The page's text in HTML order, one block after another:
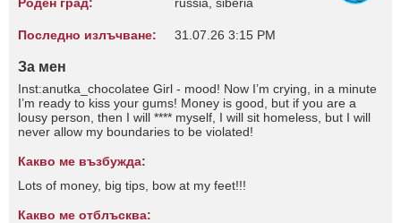
Последно излъчване: 31.07.26 3:15 PM
За мен
Inst:anutka_chocolatee Girl - mood! Now I’m crying, in a minute
I’m ready to kiss your gums! Money is good, but if you are a
lousy person, then I will **** myself, I will sit homeless, but I will
never allow my boundaries to be violated!
Какво ме възбужда:
Lots of money, big tips, bow at my feet!!!
Какво ме отблъсква: